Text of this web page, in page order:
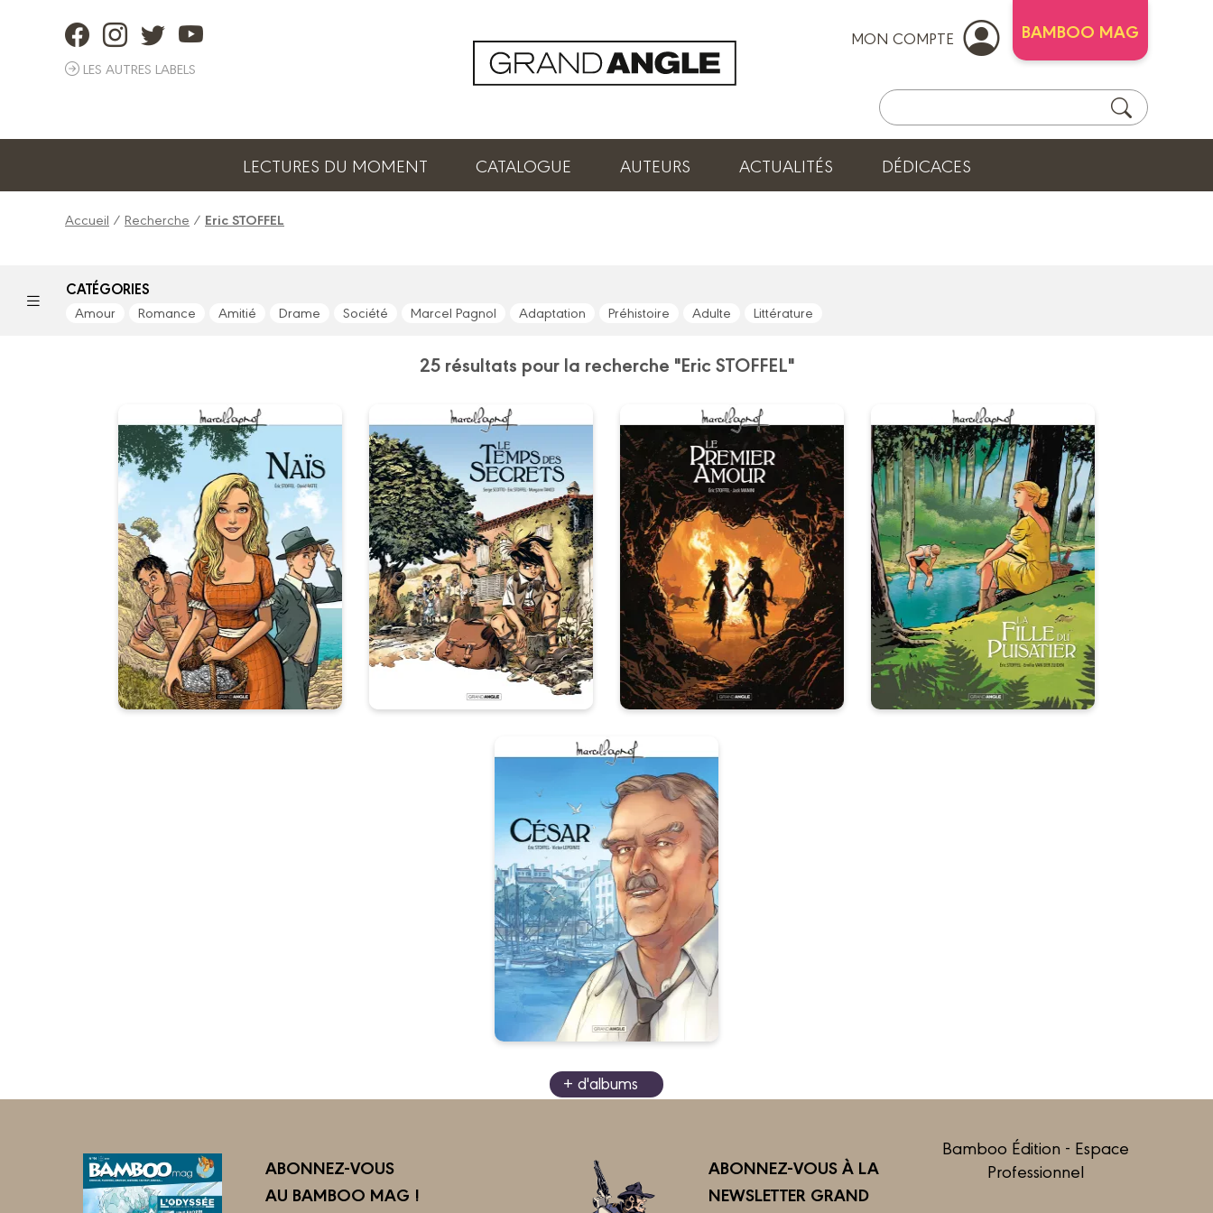
LES AUTRES LABELS
MON COMPTE BAMBOO MAG
LECTURES DU MOMENT CATALOGUE AUTEURS ACTUALITÉS DÉDICACES
Accueil / Recherche / Eric STOFFEL
CATÉGORIES
Amour Romance Amitié Drame Société Marcel Pagnol Adaptation Préhistoire Adulte Littérature
25 résultats pour la recherche "Eric STOFFEL"
M. Pagnol en BD :
Naïs - histoire
complète
Date de parution :
01/07/2026
Naïs, tu ne l’aimes pas comme
tout le monde.Tu l’aimes
comme personne.
M. Pagnol en BD :
Le temps des
secrets - histoire
complète
Date de parution :
08/11/2017
Le troisième tome des souvenirs
d’enfance de Marcel Pagnol.
M. Pagnol en BD :
Le Premier Amour
- histoire
complète
Date de parution :
30/04/2025
Si nous permettons qu’un seul
homme ait une seule femme,
l’unité de notre peuple sera
détruite...
M. Pagnol en BD :
La Fille du
puisatier -
Histoire complète
Date de parution :
28/08/2024
C’est pas une fille, c’est un
trésor que le bon Dieu m’a
donné.
M. Pagnol en BD :
César - histoire
complète
Date de parution :
02/05/2024
"Tu es le fils d’un beau garçon
de bar, et de la plus fine, de la
plus jolie petite marchande
d’oursins. Eh oui, c’est comme
ça !"
+ d'albums
ABONNEZ-VOUS
AU BAMBOO MAG !
ABONNEZ-VOUS À LA
NEWSLETTER GRAND
Bamboo Édition - Espace
Professionnel